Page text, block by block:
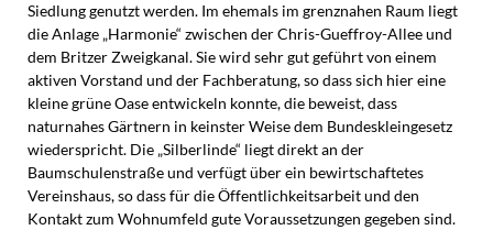
Siedlung genutzt werden. Im ehemals im grenznahen Raum liegt
die Anlage „Harmonie“ zwischen der Chris-Gueffroy-Allee und
dem Britzer Zweigkanal. Sie wird sehr gut geführt von einem
aktiven Vorstand und der Fachberatung, so dass sich hier eine
kleine grüne Oase entwickeln konnte, die beweist, dass
naturnahes Gärtnern in keinster Weise dem Bundeskleingesetz
wiederspricht. Die „Silberlinde“ liegt direkt an der
Baumschulenstraße und verfügt über ein bewirtschaftetes
Vereinshaus, so dass für die Öffentlichkeitsarbeit und den
Kontakt zum Wohnumfeld gute Voraussetzungen gegeben sind.